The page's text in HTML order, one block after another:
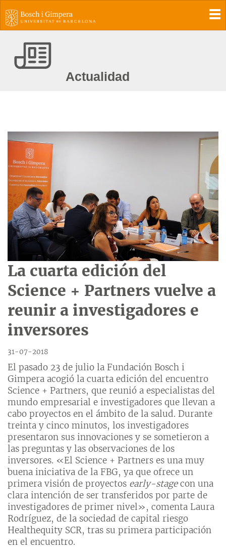
Actualidad
La cuarta edición del
Science + Partners vuelve a
reunir a investigadores e
inversores
31-07-2018
El pasado 23 de julio la Fundación Bosch i
Gimpera acogió la cuarta edición del encuentro
Science + Partners, que reunió a especialistas del
mundo empresarial e investigadores que llevan a
cabo proyectos en el ámbito de la salud. Durante
treinta y cinco minutos, los investigadores
presentaron sus innovaciones y se sometieron a
las preguntas y las observaciones de los
inversores. «El Science + Partners es una muy
buena iniciativa de la FBG, ya que ofrece un
primera visión de proyectos early-stagecon una
clara intención de ser transferidos por parte de
investigadores de primer nivel», comenta Laura
Rodríguez, de la sociedad de capital riesgo
Healthequity SCR, tras su primera participación
en el encuentro.